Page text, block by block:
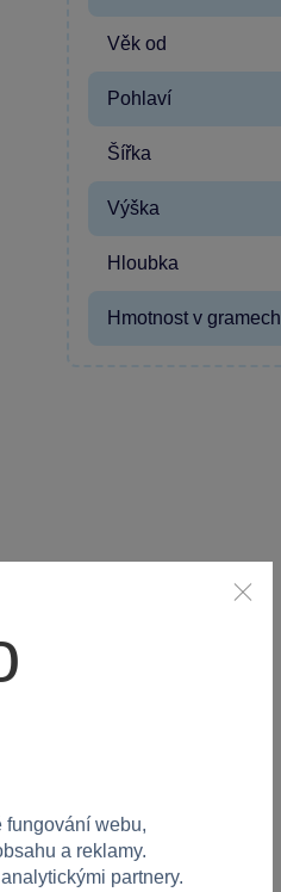
Věk od
Pohlaví
Šířka
Výška
Hloubka
Hmotnost v gramech
fungování webu,
a reklamy.
partnery.